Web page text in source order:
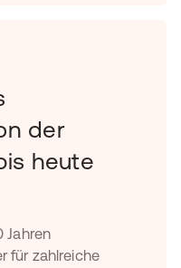
der
heute
Jahren
für zahlreiche